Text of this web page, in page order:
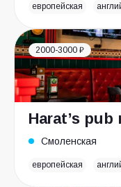
европейская
2000-3000 ₽
Harat’s
Смоленская
европейская